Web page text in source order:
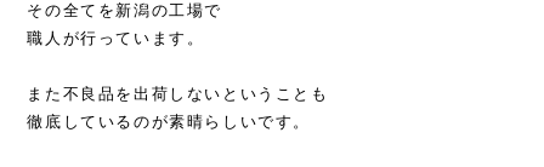
その全てを新潟の工場で
職人が行っています。
また不良品を出荷しないということも
徹底しているのが素晴らしいです。